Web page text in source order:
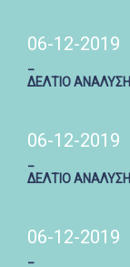
06-12-2019
ΔΕΛΤΙΟ
06-12-2019
ΔΕΛΤΙΟ
06-12-2019